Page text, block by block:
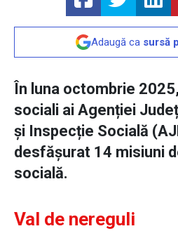
Adaugă ca sursă
În luna octombrie
sociali ai Agenției
și Inspecție Socială
desfășurat 14 misiuni
socială.
Val de nereguli